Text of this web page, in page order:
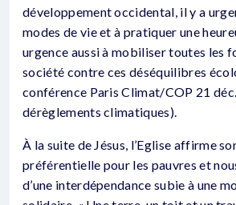
développement occidental, il y a
modes de vie et à pratiquer une
urgence aussi à mobiliser toutes les
société contre ces déséquilibres
conférence Paris Climat/COP 21
dérèglements climatiques).
À la suite de Jésus, l’Eglise affirme
préférentielle pour les pauvres et
d’une interdépendance subie à une